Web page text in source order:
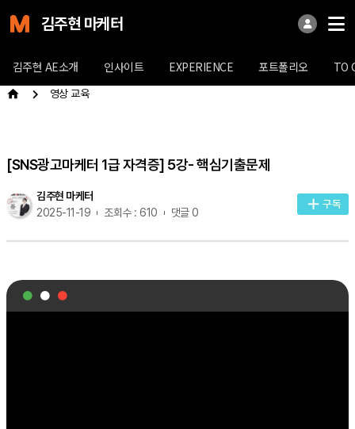
김주현 마케터
김주현 AE소개 인사이트 EXPERIENCE 포트폴리오 TO
영상 교육
[SNS광고마케터 1급 자격증] 5강- 핵심기출문제
김주현 마케터
2025-11-19
조회수 : 610 댓글 0
구독